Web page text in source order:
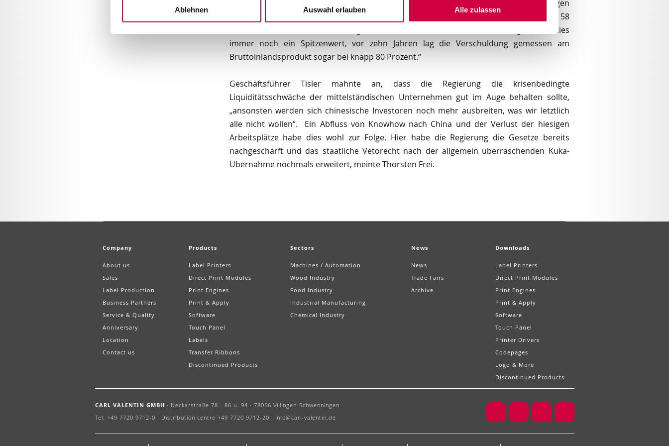
Ablehnen Auswahl erlauben Alle zulassen
Haushalten in den vergangenen Jahren nun aus. „Trotz des weltweit einzigartigen
Hilfspakets wird die Verschuldung des Bundes nach aktuellem Stand lediglich von 58
Prozent auf rund 75 Prozent steigen“, meinte Frei. „Im internationalen Vergleich ist dies
immer noch ein Spitzenwert, vor zehn Jahren lag die Verschuldung gemessen am
Bruttoinlandsprodukt sogar bei knapp 80 Prozent.“
Geschäftsführer Tisler mahnte an, dass die Regierung die krisenbedingte
Liquiditätsschwäche der mittelständischen Unternehmen gut im Auge behalten sollte,
„ansonsten werden sich chinesische Investoren noch mehr ausbreiten, was wir letztlich
alle nicht wollen“. Ein Abfluss von Knowhow nach China und der Verlust der hiesigen
Arbeitsplätze habe dies wohl zur Folge. Hier habe die Regierung die Gesetze bereits
nachgeschärft und das staatliche Vetorecht nach der allgemein überraschenden Kuka-
Übernahme nochmals erweitert, meinte Thorsten Frei.
Company
About us
Sales
Label Production
Business Partners
Service & Quality
Anniversary
Location
Contact us
Products
Label Printers
Direct Print Modules
Print Engines
Print & Apply
Software
Touch Panel
Labels
Transfer Ribbons
Discontinued Products
Sectors
Machines / Automation
Wood Industry
Food Industry
Industrial Manufacturing
Chemical Industry
News
News
Trade Fairs
Archive
Downloads
Label Printers
Direct Print Modules
Print Engines
Print & Apply
Software
Touch Panel
Printer Drivers
Codepages
Logo & More
Discontinued Products
CARL VALENTIN GMBH · Neckarstraße 78 - 86 u. 94 · 78056 Villingen-Schwenningen
Tel. +49 7720 9712-0 · Distribution centre +49 7720 9712-20 · info@carl-valentin.de